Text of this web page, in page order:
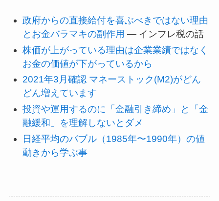
政府からの直接給付を喜ぶべきではない理由
とお金バラマキの副作用 — インフレ税の話
株価が上がっている理由は企業業績ではなく
お金の価値が下がっているから
2021年3月確認 マネーストック(M2)がどん
どん増えています
投資や運用するのに「金融引き締め」と「金
融緩和」を理解しないとダメ
日経平均のバブル（1985年〜1990年）の値
動きから学ぶ事